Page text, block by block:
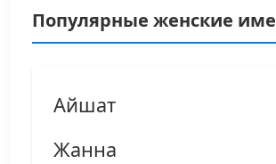
Популярные женские
Айшат
Жанна